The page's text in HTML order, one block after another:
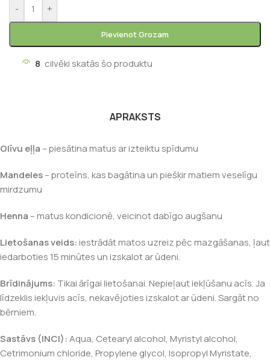
- +
Pievienot Grozam
8 cilvēki skatās šo produktu
APRAKSTS
Olīvu eļļa – piesātina matus ar izteiktu spīdumu
Mandeles– proteīns, kas bagātina un piešķir matiem veselīgu
mirdzumu
Henna – matus kondicionē, veicinot dabīgo augšanu
Lietošanas veids:iestrādāt matos uzreiz pēc mazgāšanas, ļaut
iedarboties 15 minūtes un izskalot ar ūdeni.
Brīdinājums: Tikai ārīgai lietošanai. Nepieļaut iekļūšanu acīs. Ja
līdzeklis iekļuvis acīs, nekavējoties izskalot ar ūdeni. Sargāt no
bērniem.
Sastāvs (INCI):Aqua, Cetearyl alcohol, Myristyl alcohol,
Cetrimonium chloride, Propylene glycol, Isopropyl Myristate,